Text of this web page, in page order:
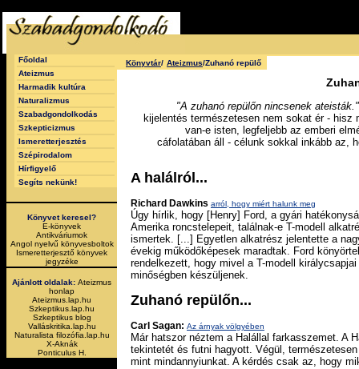
Főoldal
Ateizmus
Harmadik kultúra
Naturalizmus
Szabadgondolkodás
Szkepticizmus
Ismeretterjesztés
Szépirodalom
Hírfigyelő
Segíts nekünk!
Könyvet keresel?
E-könyvek
Antikváriumok
Angol nyelvű könyvesboltok
Ismeretterjesztő könyvek
jegyzéke
Ajánlott oldalak: Ateizmus
honlap
Ateizmus.lap.hu
Szkeptikus.lap.hu
Szkeptikus blog
Valláskritika.lap.hu
Naturalista filozófia.lap.hu
X-Aknák
Ponticulus H.
Könyvtár/ Ateizmus/Zuhanó repülő
"A zuhanó repülőn nincsenek ateisták."
kijelentés természetesen nem sokat ér - hisz
van-e isten, legfeljebb az emberi
cáfolatában áll - célunk sokkal inkább az,
A halálról...
Richard Dawkins arról, hogy miért halunk meg
Úgy hírlik, hogy [Henry] Ford, a gyári
Amerika roncstelepeit, találnak-e T-modell
ismertek. [...] Egyetlen alkatrész jelentette a
évekig működőképesek maradtak. Ford
rendelkezett, hogy mivel a T-modell
minőségben készüljenek.
Zuhanó repülőn...
Carl Sagan: Az árnyak völgyében
Már hatszor néztem a Halállal farkasszemet. A
tekintetét és futni hagyott. Végül,
mint mindannyiunkat. A kérdés csak az, hogy